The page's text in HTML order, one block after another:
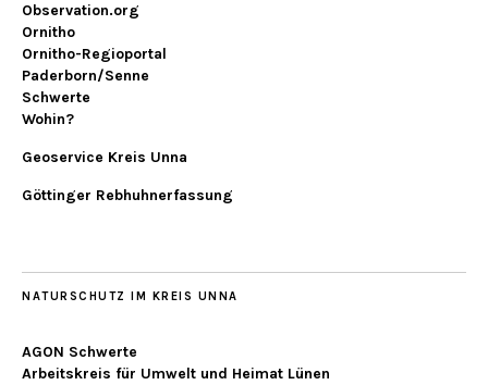
Observation.org
Ornitho
Ornitho-Regioportal
Paderborn/Senne
Schwerte
Wohin?
Geoservice Kreis Unna
Göttinger Rebhuhnerfassung
NATURSCHUTZ IM KREIS UNNA
AGON Schwerte
Arbeitskreis für Umwelt und Heimat Lünen